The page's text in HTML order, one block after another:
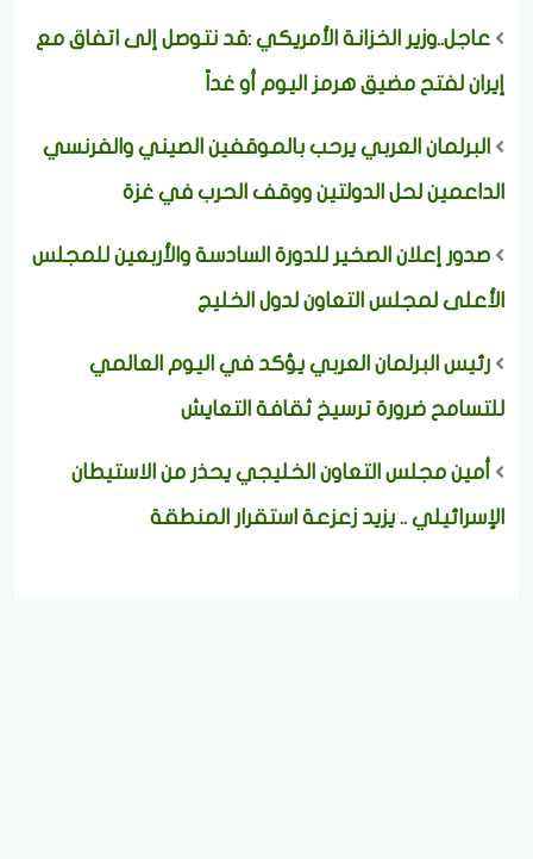
عاجل..وزير الخزانة الأمريكي :قد نتوصل إلى اتفاق مع
إيران لفتح مضيق هرمز اليوم أو غداً
البرلمان العربي يرحب بالموقفين الصيني والفرنسي
الداعمين لحل الدولتين ووقف الحرب في غزة
صدور إعلان الصخير للدورة السادسة والأربعين للمجلس
الأعلى لمجلس التعاون لدول الخليج
رئيس البرلمان العربي يؤكد في اليوم العالمي
للتسامح ضرورة ترسيخ ثقافة التعايش
أمين مجلس التعاون الخليجي يحذر من الاستيطان
الإسرائيلي .. يزيد زعزعة استقرار المنطقة